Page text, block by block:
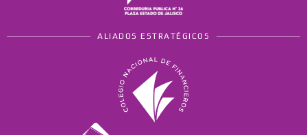
ALIADOS ESTRATÉGICOS